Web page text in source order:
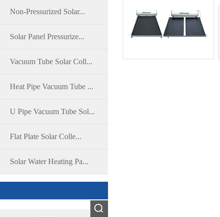
Non-Pressurized Solar...
Solar Panel Pressurize...
Vacuum Tube Solar Coll...
Heat Pipe Vacuum Tube ...
U Pipe Vacuum Tube Sol...
Flat Plate Solar Colle...
Solar Water Heating Pa...